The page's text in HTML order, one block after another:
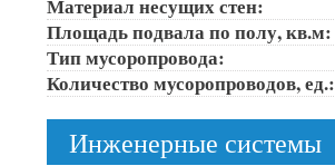
Материал несущих стен:
Площадь подвала по полу, кв.м:
Тип мусоропровода:
Количество мусоропроводов, ед.:
Инженерные системы